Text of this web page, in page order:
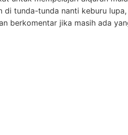
di tunda-tunda nanti keburu
berkomentar jika masih ada